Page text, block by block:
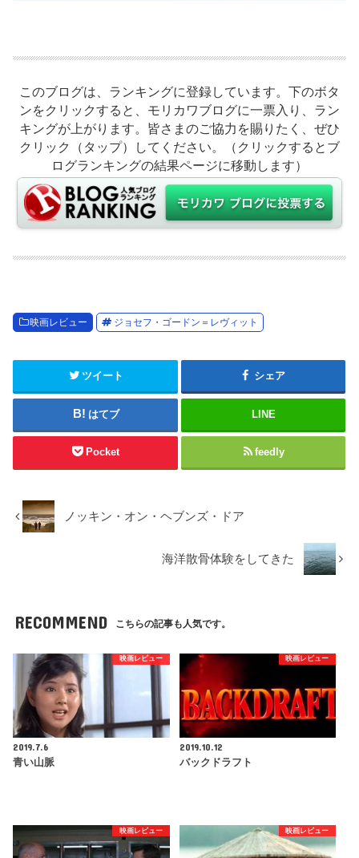
このブログは、ランキングに登録しています。下のボタ
ンをクリックすると、モリカワブログに一票入り、ラン
キングが上がります。皆さまのご協力を賜りたく、ぜひ
クリック（タップ）してください。（クリックするとブ
ログランキングの結果ページに移動します）
映画レビュー ジョセフ・ゴードン＝レヴィット
ツイート シェア
はてブ LINE
Pocket feedly
ノッキン・オン・ヘブンズ・ドア
海洋散骨体験をしてきた
RECOMMEND こちらの記事も人気です。
映画レビュー
2019.7.6
青い山脈
映画レビュー
2019.10.12
バックドラフト
映画レビュー 映画レビュー